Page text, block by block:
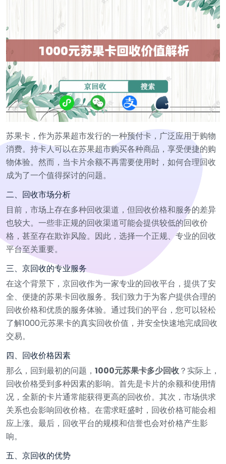
苏果卡，作为苏果超市发行的一种预付卡，广泛应用于购物
消费。持卡人可以在苏果超市购买各种商品，享受便捷的购
物体验。然而，当卡片余额不再需要使用时，如何合理回收
成为了一个值得探讨的问题。
二、回收市场分析
目前，市场上存在多种回收渠道，但回收价格和服务的差异
也较大。一些非正规的回收渠道可能会提供较低的回收价
格，甚至存在欺诈风险。因此，选择一个正规、专业的回收
平台至关重要。
三、京回收的专业服务
在这个背景下，京回收作为一家专业的回收平台，提供了安
全、便捷的苏果卡回收服务。我们致力于为客户提供合理的
回收价格和优质的服务体验。通过我们的平台，您可以轻松
了解1000元苏果卡的真实回收价值，并安全快速地完成回收
交易。
四、回收价格因素
那么，回到最初的问题， 1000元苏果卡多少回收？实际上，
回收价格受到多种因素的影响。首先是卡片的余额和使用情
况，全新的卡片通常能获得更高的回收价。其次，市场供求
关系也会影响回收价格。在需求旺盛时，回收价格可能会相
应上涨。最后，回收平台的规模和信誉也会对价格产生影
响。
五、京回收的优势